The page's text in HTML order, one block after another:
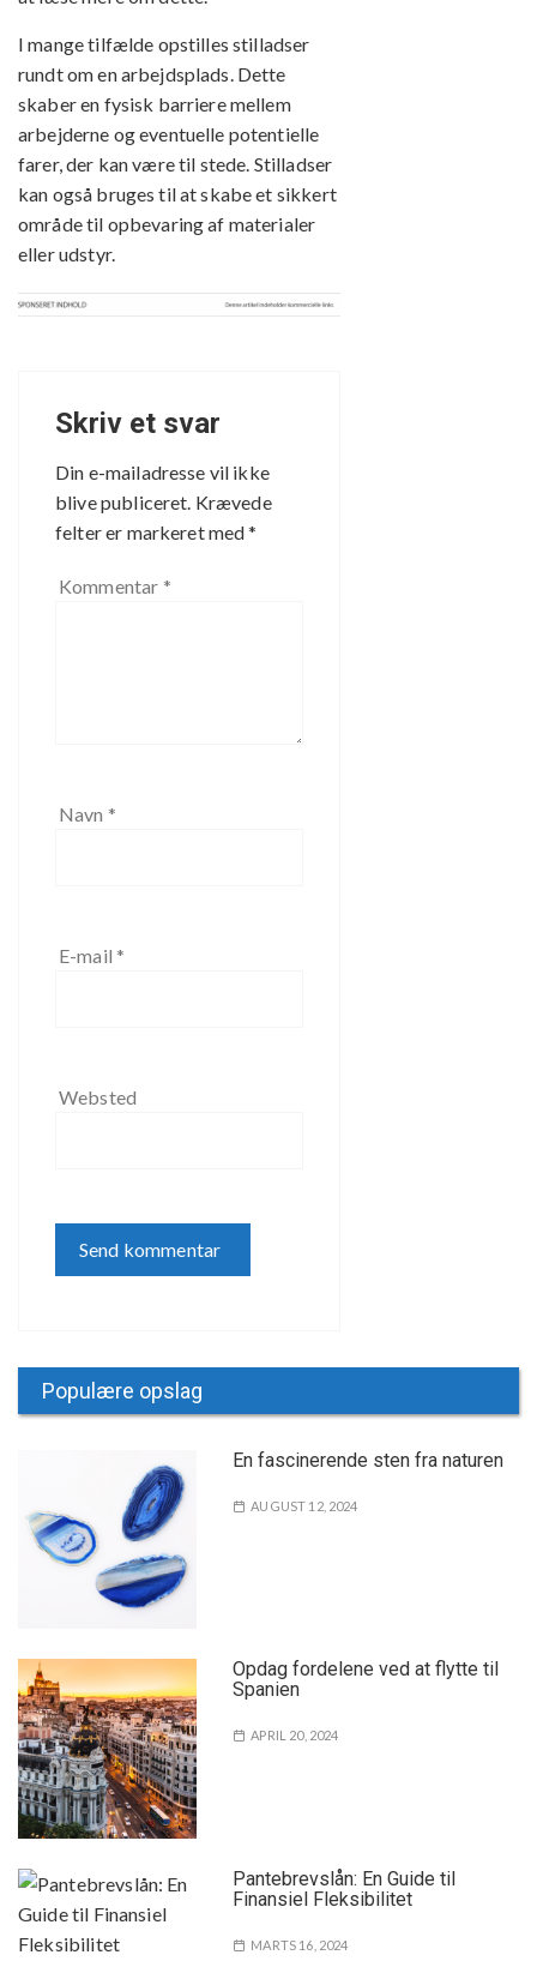
I mange tilfælde opstilles stilladser
rundt om en arbejdsplads. Dette
skaber en fysisk barriere mellem
arbejderne og eventuelle potentielle
farer, der kan være til stede. Stilladser
kan også bruges til at skabe et sikkert
område til opbevaring af materialer
eller udstyr.
Skriv et svar
Din e-mailadresse vil ikke
blive publiceret. Krævede
felter er markeret med*
Kommentar *
Navn *
E-mail *
Websted
Populære opslag
En fascinerende sten fra naturen
AUGUST 12, 2024
Opdag fordelene ved at flytte til
Spanien
APRIL 20, 2024
Pantebrevslån: En Guide til
Finansiel Fleksibilitet
MARTS 16, 2024